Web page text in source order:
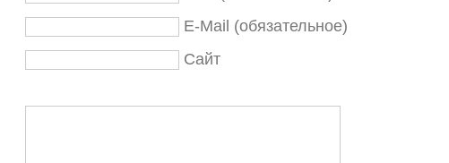
E-Mail (обязательное)
Сайт